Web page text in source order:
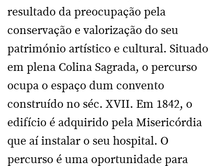
resultado da preocupação pela
conservação e valorização do seu
património artístico e cultural. Situado
em plena Colina Sagrada, o percurso
ocupa o espaço dum convento
construído no séc. XVII. Em 1842, o
edifício é adquirido pela Misericórdia
que aí instalar o seu hospital. O
percurso é uma oportunidade para